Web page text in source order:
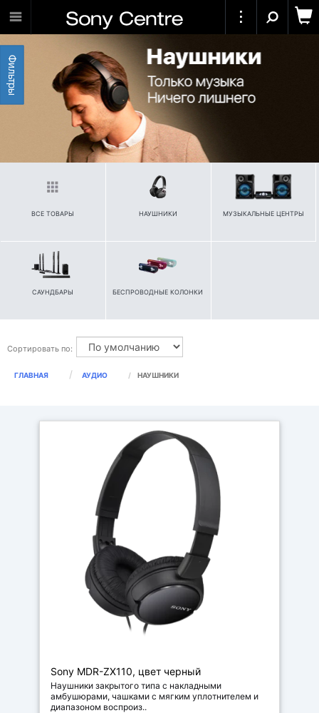
ВСЕ ТОВАРЫ НАУШНИКИ МУЗЫКАЛЬНЫЕ ЦЕНТРЫ
САУНДБАРЫ БЕСПРОВОДНЫЕ КОЛОНКИ
Сортировать по:
ГЛАВНАЯ АУДИО НАУШНИКИ
Наушники
Sony MDR-ZX110, цвет черный
Наушники закрытого типа с накладными
амбушюрами, чашками с мягким уплотнителем и
диапазоном воспроиз..
Фильтры